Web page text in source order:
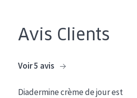
Avis Clients
Voir 5 avis
Diadermine crème de jour est